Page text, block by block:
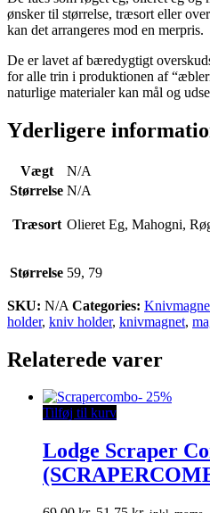
ønsker til størrelse, træsort eller
kan det arrangeres mod en merpris.
De er lavet af bæredygtigt
for alle trin i produktionen af
naturlige materialer kan mål og
Yderligere
Vægt
N/A
Størrelse N/A
Træsort Olieret Eg, Mahogni,
Størrelse 59, 79
SKU: N/A Categories:
holder, kniv holder, knivmagnet,
Relaterede varer
- 25%
Tilføj til kurv
Lodge Scraper